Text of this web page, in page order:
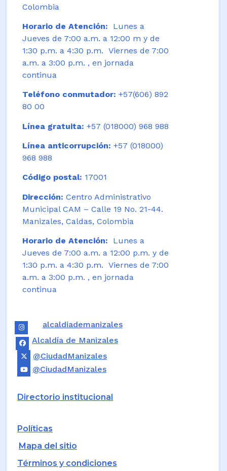
Colombia
Horario de Atención:
Lunes a
Jueves de 7:00 a.m. a 12:00 m y de
1:30 p.m. a 4:30 p.m. Viernes de 7:00
a.m. a 3:00 p.m. , en jornada
continua
Teléfono conmutador: +57(606) 892
80 00
Línea gratuita: +57 (018000) 968 988
Línea anticorrupción: +57 (018000)
968 988
Código postal: 17001
Dirección: Centro Administrativo
Municipal CAM – Calle 19 No. 21-44.
Manizales, Caldas, Colombia
Horario de Atención: Lunes a
Jueves de 7:00 a.m. a 12:00 p.m. y de
1:30 p.m. a 4:30 p.m. Viernes de 7:00
a.m. a 3:00 p.m. , en jornada
continua
alcaldiademanizales
Alcaldía de Manizales
@CiudadManizales
@CiudadManizales
Directorio institucional
Políticas
Mapa del sitio
Términos y condiciones